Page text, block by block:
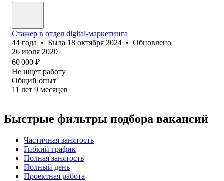
Стажер в отдел digital-маркетинга
44 года • Была 18 октября 2024 • Обновлено
26 июля 2020
60 000 ₽
Не ищет работу
Общий опыт
11 лет 9 месяцев
Быстрые фильтры подбора вакансий
Частичная занятость
Гибкий график
Полная занятость
Полный день
Проектная работа